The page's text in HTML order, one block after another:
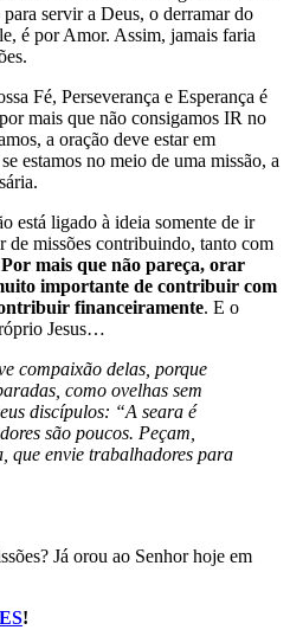
servir a Deus, o derramar do
é por Amor. Assim, jamais faria
Fé, Perseverança e Esperança é
mais que não consigamos IR no
a oração deve estar em
estamos no meio de uma missão, a
está ligado à ideia somente de ir
de missões contribuindo, tanto com
Por mais que não pareça, orar
importante de contribuir com
financeiramente. E o
Jesus…
compaixão delas, porque
como ovelhas sem
discípulos: “A seara é
são poucos. Peçam,
que envie trabalhadores para
Já orou ao Senhor hoje em
!